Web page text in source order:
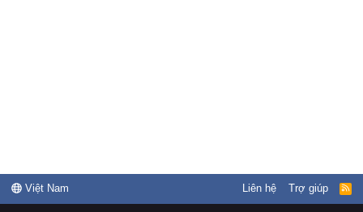
Việt Nam Liên hệ Trợ giúp
R